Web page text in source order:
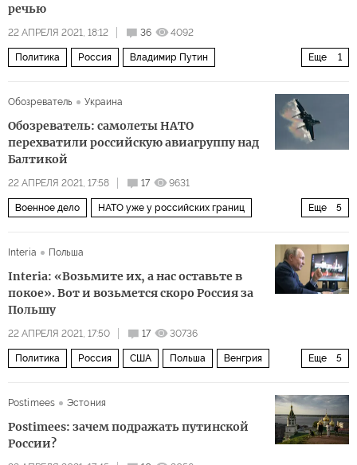
речью
22 АПРЕЛЯ 2021, 18:12 36 4092
Еще 1
Политика Россия Владимир Путин
Обозреватель
Украина
Обозреватель: самолеты НАТО
перехватили российскую авиагруппу над
Балтикой
22 АПРЕЛЯ 2021, 17:58 17 9631
Еще 5
Военное дело НАТО уже у российских границ
Interia Польша
Interia: «Возьмите их, а нас оставьте в
покое». Вот и возьмется скоро Россия за
Польшу
22 АПРЕЛЯ 2021, 17:50 17 30736
Еще 5
Политика Россия США Польша Венгрия
Postimees Эстония
Postimees: зачем подражать путинской
России?